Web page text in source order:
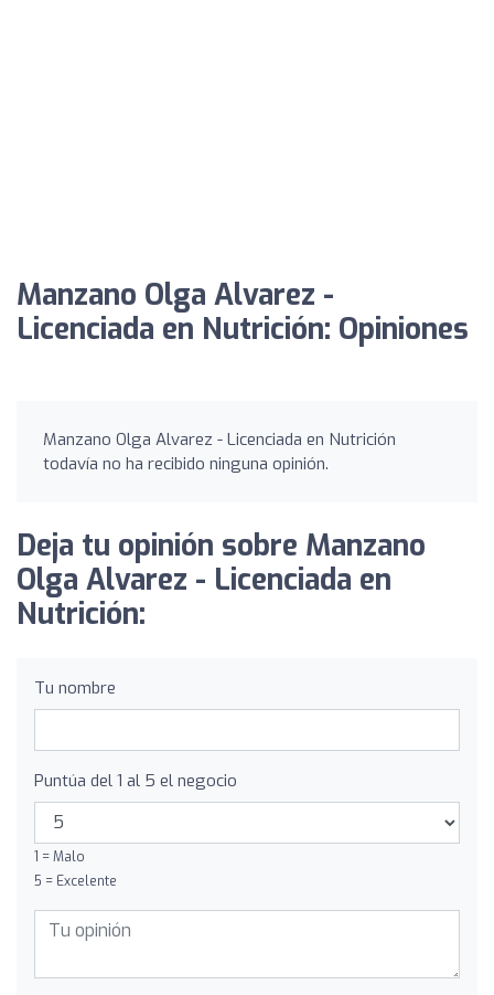
Manzano Olga Alvarez -
Licenciada en Nutrición: Opiniones
Manzano Olga Alvarez - Licenciada en Nutrición
todavía no ha recibido ninguna opinión.
Deja tu opinión sobre Manzano
Olga Alvarez - Licenciada en
Nutrición:
Tu nombre
Puntúa del 1 al 5 el negocio
1 = Malo
5 = Excelente